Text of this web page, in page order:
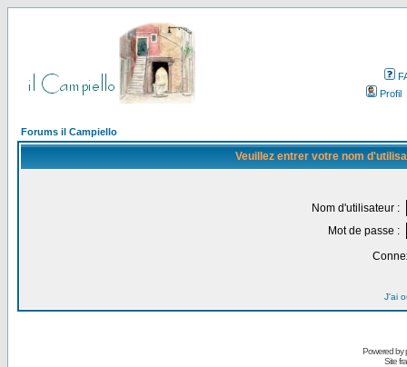
Profil
Forums il Campiello
Veuillez entrer votre nom
Nom d'utilisateur :
Mot de passe :
J'ai
Powered by
Site